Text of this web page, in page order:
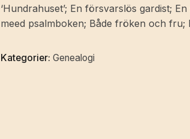
‘Hundrahuset’; En försvarslös gardist;
meed psalmboken; Både fröken och
Kategorier: Genealogi